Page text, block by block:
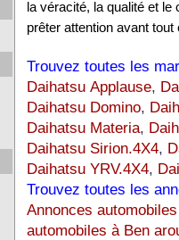
la véracité, la qualité et
prêter attention avant tout
Trouvez toutes les
Daihatsu Applause,
Daihatsu Domino,
Daihatsu Materia,
Daihatsu Sirion.4X4,
Daihatsu YRV.4X4,
Trouvez toutes les
Annonces
automobiles à Ben